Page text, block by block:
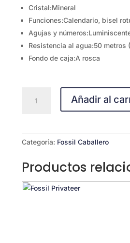
Cristal:Mineral
Funciones:Calendario, bisel
Agujas y
Resistencia al agua:50 metros
Fondo de caja:A rosca
FS6089
Añadir al
Categoría: Fossil Caballero
Productos